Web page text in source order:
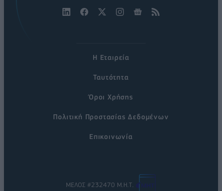
Η Εταιρεία
Ταυτότητα
Όροι Χρήσης
Πολιτική Προστασίας Δεδομένων
Επικοινωνία
ΜΕΛΟΣ #232470 Μ.Η.Τ.